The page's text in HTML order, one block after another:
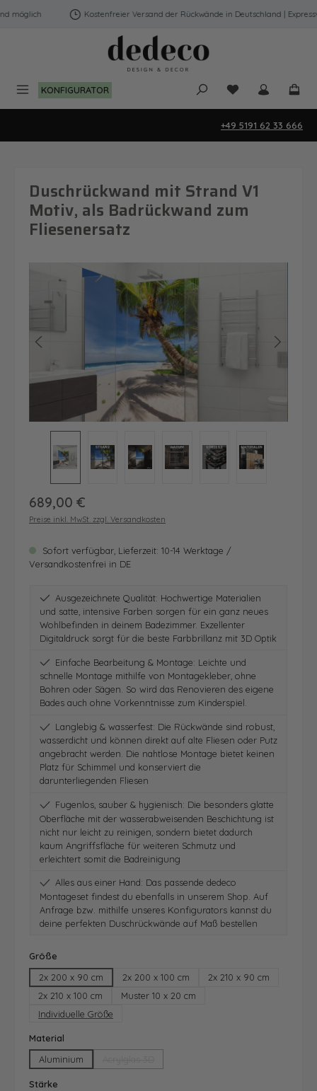
Zum Hauptinhalt springenKostenfreier Versand der Rückwände in Deutschland |
KONFIGURATOR Du hast 0
+49 5191 62 33 666
Duschrückwand mit Strand V1
Motiv, als Badrückwand zum
Fliesenersatz
Bildergalerie überspringen
Regulärer Preis:
689,00 €
Preise inkl. MwSt. zzgl. Versandkosten
Sofort verfügbar, Lieferzeit: 10-14 Werktage /
Versandkostenfrei in DE
Ausgezeichnete Qualität: Hochwertige Materialien
und satte, intensive Farben sorgen für ein ganz neues
Wohlbefinden in deinem Badezimmer. Exzellenter
Digitaldruck sorgt für die beste Farbbrillanz mit 3D Optik
Einfache Bearbeitung & Montage: Leichte und
schnelle Montage mithilfe von Montagekleber, ohne
Bohren oder Sägen. So wird das Renovieren des eigene
Bades auch ohne Vorkenntnisse zum Kinderspiel.
Langlebig & wasserfest: Die Rückwände sind robust,
wasserdicht und können direkt auf alte Fliesen oder Putz
angebracht werden. Die nahtlose Montage bietet keinen
Platz für Schimmel und konserviert die
darunterliegenden Fliesen
Fugenlos, sauber & hygienisch: Die besonders glatte
Oberfläche mit der wasserabweisenden Beschichtung ist
nicht nur leicht zu reinigen, sondern bietet dadurch
kaum Angriffsfläche für weiteren Schmutz und
erleichtert somit die Badreinigung
Alles aus einer Hand: Das passende dedeco
Montageset findest du ebenfalls in unserem Shop. Auf
Anfrage bzw. mithilfe unseres Konfigurators kannst du
deine perfekten Duschrückwände auf Maß bestellen
Größe
2x 200 x 90 cm
2x 200 x 100 cm
2x 210 x 90 cm
2x 210 x 100 cm
Muster 10 x 20 cm
Individuelle Größe
Material
Aluminium
Stärke